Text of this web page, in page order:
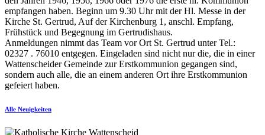
empfangen haben. Beginn um 9.30 Uhr mit der Hl. Messe in der
Kirche St. Gertrud, Auf der Kirchenburg 1, anschl. Empfang,
Frühstück und Begegnung im Gertrudishaus.
Anmeldungen nimmt das Team vor Ort St. Gertrud unter Tel.:
02327 . 76010 entgegen. Eingeladen sind nicht nur die, die in einer
Wattenscheider Gemeinde zur Erstkommunion gegangen sind,
sondern auch alle, die an einem anderen Ort ihre Erstkommunion
gefeiert haben.
Alle Neuigkeiten